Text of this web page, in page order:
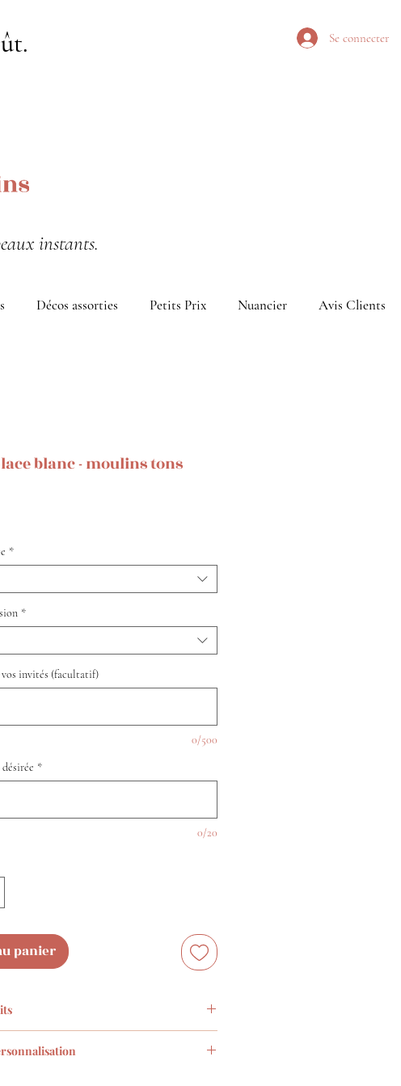
Se connecter
instants.
Décos assorties Petits Prix Nuancier Avis Clients
blanc - moulins tons
*
*
vos invités (facultatif)
0/500
*
0/20
panier
fixés sur un marque place en